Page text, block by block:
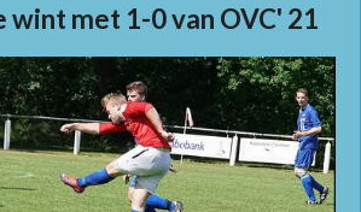
met 1-0 van OVC' 21